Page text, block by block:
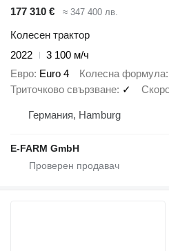
177 310 €
≈ 347 400 лв.
Колесен трактор
2022
3 100 м/ч
Евро Euro 4 Колесна формула
Триточково свързване ✓
Германия, Hamburg
E-FARM GmbH